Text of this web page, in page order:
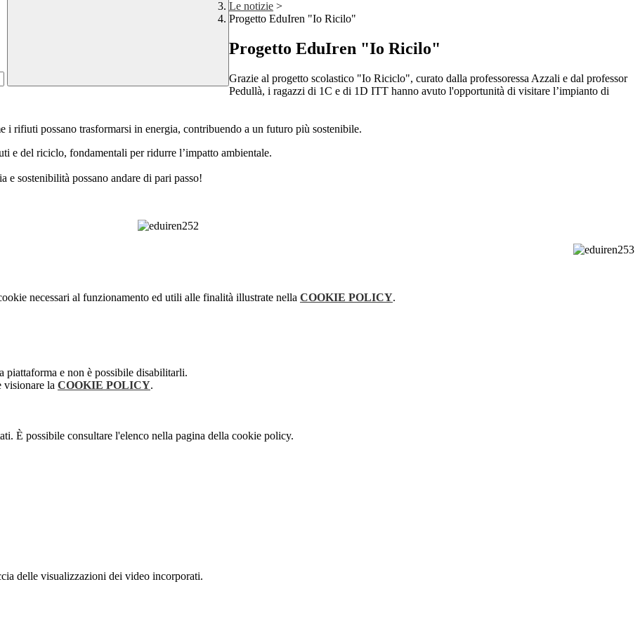
Le notizie >
Progetto EduIren "Io Ricilo"
Progetto EduIren "Io Ricilo"
Grazie al progetto scolastico "Io Riciclo", curato dalla professoressa Azzali e dal professor
Pedullà, i ragazzi di 1C e di 1D ITT hanno avuto l'opportunità di visitare l’impianto di
i rifiuti possano trasformarsi in energia, contribuendo a un futuro più sostenibile.
e del riciclo, fondamentali per ridurre l’impatto ambientale.
e sostenibilità possano andare di pari passo!
necessari al funzionamento ed utili alle finalità illustrate nella COOKIE POLICY.
piattaforma e non è possibile disabilitarli.
visionare la COOKIE POLICY.
È possibile consultare l'elenco nella pagina della cookie policy.
delle visualizzazioni dei video incorporati.